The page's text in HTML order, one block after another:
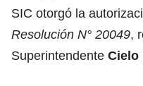
SIC otorgó la
Resolución N° 20049,
Superintendente Cielo